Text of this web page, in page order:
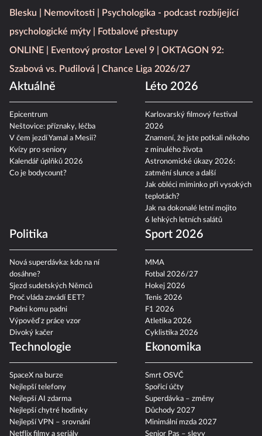
Blesku
Nemovitosti
Psychologika - podcast rozbíjející
psychologické mýty
Fotbalové přestupy
ONLINE
Eventový prostor Level 9
OKTAGON 92:
Szabová vs. Pudilová
Chance Liga 2026/27
Aktuálně
Epicentrum
Neštovice: příznaky, léčba
V čem jezdí Yamal a Mesii?
Kvízy pro seniory
Kalendář úplňků 2026
Co je bodycount?
Léto 2026
Karlovarský filmový festival
2026
Znamení, že jste potkali někoho
z minulého života
Astronomické úkazy 2026:
zatmění slunce a další
Jak obléci miminko při vysokých
teplotách?
Jak na dokonalé letní mojito
6 lehkých letních salátů
Politika
Nová superdávka: kdo na ní
dosáhne?
Sjezd sudetských Němců
Proč vláda zavádí EET?
Padni komu padni
Výpověď z práce vzor
Divoký kačer
Sport 2026
MMA
Fotbal 2026/27
Hokej 2026
Tenis 2026
F1 2026
Atletika 2026
Cyklistika 2026
Technologie
SpaceX na burze
Nejlepší telefony
Nejlepší AI zdarma
Nejlepší chytré hodinky
Nejlepší VPN – srovnání
Netflix filmy a seriály
Ekonomika
Smrt OSVČ
Spořicí účty
Superdávka – změny
Důchody 2027
Minimální mzda 2027
Senior Pas – slevy